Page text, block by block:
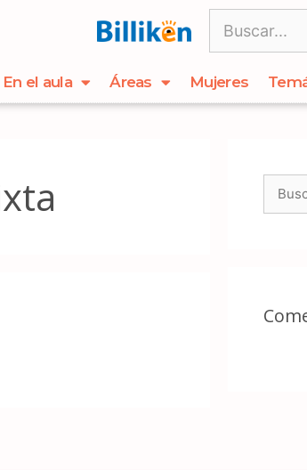
En el aula Áreas Mujeres